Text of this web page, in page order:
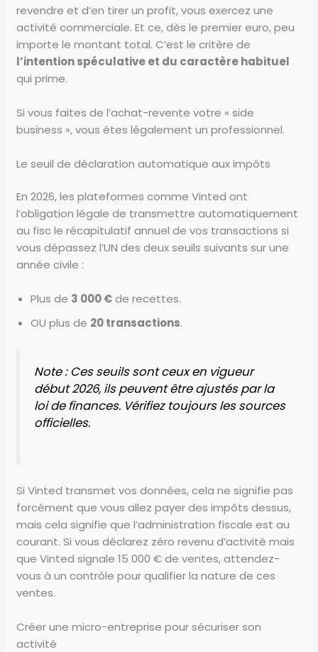
revendre et d’en tirer un profit, vous exercez une
activité commerciale. Et ce, dès le premier euro, peu
importe le montant total. C’est le critère de
l’intention spéculative et du caractère habituel
qui prime.
Si vous faites de l’achat-revente votre « side
business », vous êtes légalement un professionnel.
Le seuil de déclaration automatique aux impôts
En 2026, les plateformes comme Vinted ont
l’obligation légale de transmettre automatiquement
au fisc le récapitulatif annuel de vos transactions si
vous dépassez l’UN des deux seuils suivants sur une
année civile :
Plus de 3 000 €de recettes.
OU plus de 20 transactions.
Note : Ces seuils sont ceux en vigueur
début 2026, ils peuvent être ajustés par la
loi de finances. Vérifiez toujours les sources
officielles.
Si Vinted transmet vos données, cela ne signifie pas
forcément que vous allez payer des impôts dessus,
mais cela signifie que l’administration fiscale est au
courant. Si vous déclarez zéro revenu d’activité mais
que Vinted signale 15 000 € de ventes, attendez-
vous à un contrôle pour qualifier la nature de ces
ventes.
Créer une micro-entreprise pour sécuriser son
activité